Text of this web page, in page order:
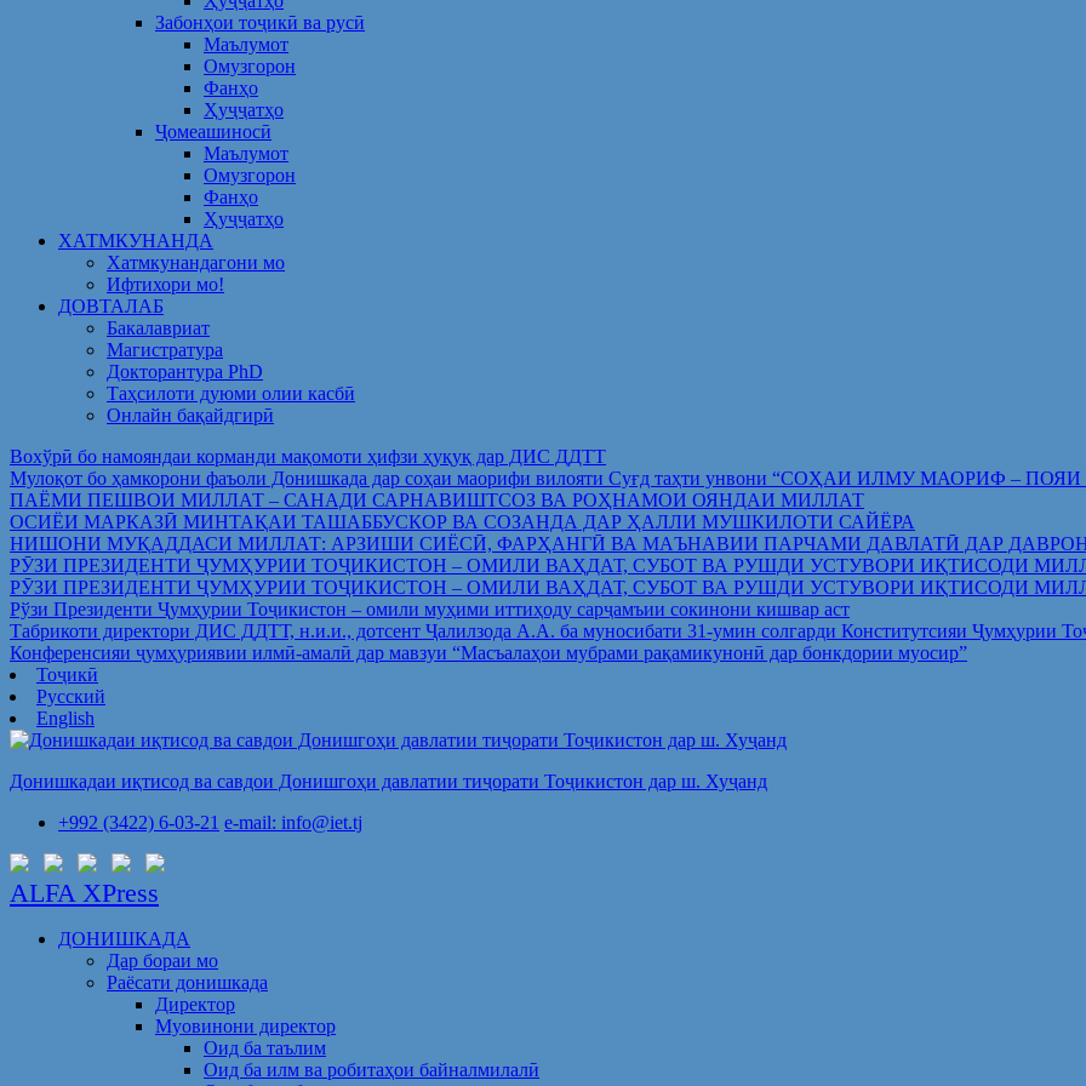
Забонҳои тоҷикӣ ва русӣ
Маълумот
Омузгорон
Фанҳо
Ҳуҷҷатҳо
Ҷомеашиносӣ
Маълумот
Омузгорон
Фанҳо
Ҳуҷҷатҳо
ХАТМКУНАНДА
Хатмкунандагони мо
Ифтихори мо!
ДОВТАЛАБ
Бакалавриат
Магистратура
Докторантура PhD
Таҳсилоти дуюми олии касбӣ
Онлайн бақайдгирӣ
Вохўрӣ бо намояндаи корманди мақомоти ҳифзи ҳуқуқ дар ДИС ДДТТ
Мулоқот бо ҳамкорони фаъоли Донишкада дар соҳаи маорифи вилояти Суғд таҳти унвони “СОҲАИ ИЛМУ МАОРИФ
ПАЁМИ ПЕШВОИ МИЛЛАТ – САНАДИ САРНАВИШТСОЗ ВА РОҲНАМОИ ОЯНДАИ МИЛЛАТ
ОСИЁИ МАРКАЗӢ МИНТАҚАИ ТАШАББУСКОР ВА СОЗАНДА ДАР ҲАЛЛИ МУШКИЛОТИ САЙЁРА
НИШОНИ МУҚАДДАСИ МИЛЛАТ: АРЗИШИ СИЁСӢ, ФАРҲАНГӢ ВА МАЪНАВИИ ПАРЧАМИ ДАВЛАТӢ ДАР
РӮЗИ ПРЕЗИДЕНТИ ҶУМҲУРИИ ТОҶИКИСТОН – ОМИЛИ ВАҲДАТ, СУБОТ ВА РУШДИ УСТУВОРИ ИҚТИСОДИ
РӮЗИ ПРЕЗИДЕНТИ ҶУМҲУРИИ ТОҶИКИСТОН – ОМИЛИ ВАҲДАТ, СУБОТ ВА РУШДИ УСТУВОРИ ИҚТИСОДИ
Рўзи Президенти Ҷумҳурии Тоҷикистон – омили муҳими иттиҳоду сарҷамъии сокинони кишвар аст
Табрикоти директори ДИС ДДТТ, н.и.и., дотсент Ҷалилзода А.А. ба муносибати 31-умин солгарди Конститутсияи Ҷумҳурии
Конференсияи ҷумҳуриявии илмӣ-амалӣ дар мавзуи “Масъалаҳои мубрами рақамикунонӣ дар бонкдории муосир”
Тоҷикӣ
Русский
English
Донишкадаи иқтисод ва савдои Донишгоҳи давлатии тиҷорати Тоҷикистон дар ш. Хуҷанд
+992 (3422) 6-03-21 e-mail: info@iet.tj
ALFA XPress
ДОНИШКАДА
Дар бораи мо
Раёсати донишкада
Директор
Муовинони директор
Оид ба таълим
Оид ба илм ва робитаҳои байналмилалӣ